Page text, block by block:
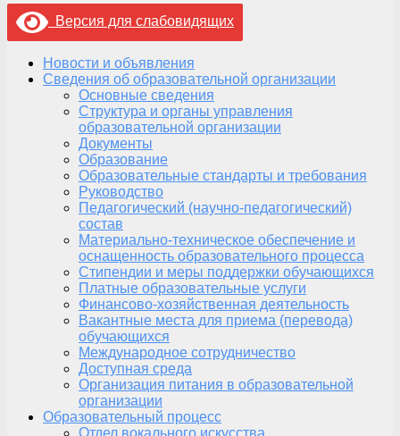
Версия для слабовидящих
Новости и объявления
Сведения об образовательной организации
Основные сведения
Структура и органы управления
образовательной организации
Документы
Образование
Образовательные стандарты и требования
Руководство
Педагогический (научно-педагогический)
состав
Материально-техническое обеспечение и
оснащенность образовательного процесса
Стипендии и меры поддержки обучающихся
Платные образовательные услуги
Финансово-хозяйственная деятельность
Вакантные места для приема (перевода)
обучающихся
Международное сотрудничество
Доступная среда
Организация питания в образовательной
организации
Образовательный процесс
Отдел вокального искусства